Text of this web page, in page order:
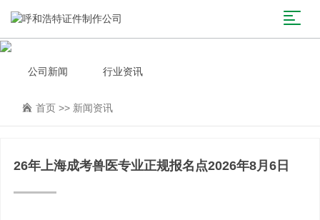
公司新闻 行业资讯
首页 >> 新闻资讯
26年上海成考兽医专业正规报名点2026年8月6日